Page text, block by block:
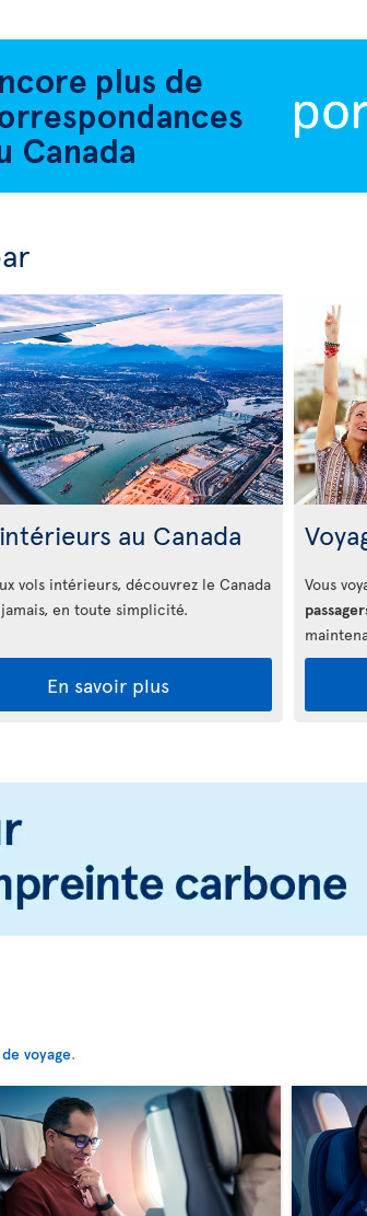
au Canada
vols intérieurs, découvrez le Canada
en toute simplicité.
En savoir plus
Vous
voyage.